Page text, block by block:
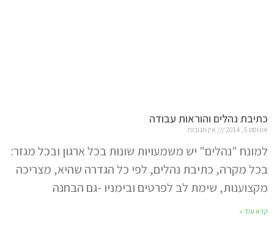
כתיבת נהלים והוראות עבודה
אוגוסט 5, 2014 אין תגובות
למונח "נהלים" יש משמעויות שונות בכל ארגון ובכל מגזר:
בכל מקרה, כתיבת נהלים, לפי כל הגדרה שהיא, מצריכה
מקצוענות, שימת לב לפרטים ובימניו -גם הבחנה
קרא עוד »